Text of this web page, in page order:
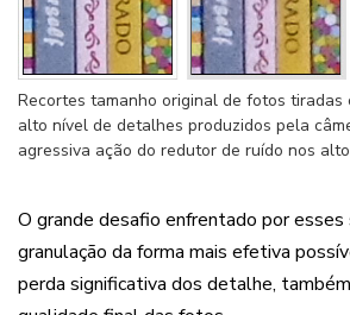
Recortes tamanho original de fotos tiradas
alto nível de detalhes produzidos pela
agressiva ação do redutor de ruído nos
O grande desafio enfrentado por
granulação da forma mais efetiva
perda significativa dos detalhe,